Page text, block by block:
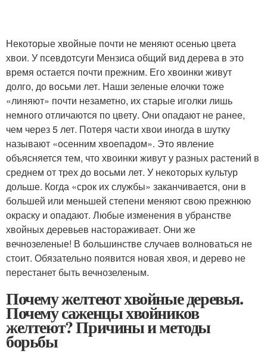
Некоторые хвойные почти не меняют осенью цвета
хвои. У псевдотсуги Мензиса общий вид дерева в это
время остается почти прежним. Его хвоинки живут
долго, до восьми лет. Наши зеленые елочки тоже
«линяют» почти незаметно, их старые иголки лишь
немного отличаются по цвету. Они опадают не ранее,
чем через 5 лет. Потеря части хвои иногда в шутку
называют «осенним хвоепадом». Это явление
объясняется тем, что хвоинки живут у разных растений в
среднем от трех до восьми лет. У некоторых культур
дольше. Когда «срок их службы» заканчивается, они в
большей или меньшей степени меняют свою прежнюю
окраску и опадают. Любые изменения в убранстве
хвойных деревьев настораживает. Они же
вечнозеленые! В большинстве случаев волноваться не
стоит. Обязательно появится новая хвоя, и дерево не
перестанет быть вечнозеленым.
Почему желтеют хвойные деревья.
Почему саженцы хвойников
желтеют? Причины и методы
борьбы